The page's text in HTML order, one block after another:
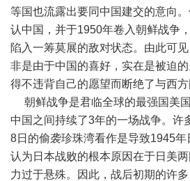
等国也流露出要同中国建交的意向
认中国，并于1950年卷入朝鲜战争
陷入一筹莫展的敌对状态。由此可
非是由于中国的喜好，实在是被迫
得不违背自己的愿望而断绝了与
朝鲜战争是君临全球的最强国美
中国之间持续了3年的一场战争。许
8日的偷袭珍珠湾看作是导致1945年
认为日本战败的根本原因在于日美
力过于悬殊。因此，战后初期的许